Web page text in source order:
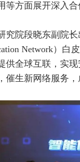
等方面展开深入合
究院段晓东副院
Network）白
供全球互联，实
催生新网络服务，